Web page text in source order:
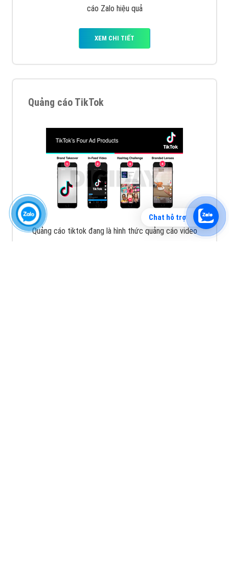
Chat hỗ trợ
cáo Zalo hiệu quả
XEM CHI TIẾT
Quảng cáo TikTok
Quảng cáo tiktok đang là hình thức quảng cáo video